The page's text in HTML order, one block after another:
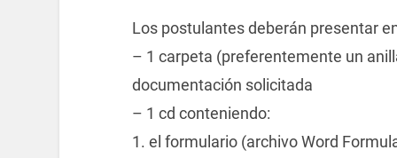
Los postulantes deberán presentar
– 1 carpeta (preferentemente un
documentación solicitada
– 1 cd conteniendo:
1. el formulario (archivo Word